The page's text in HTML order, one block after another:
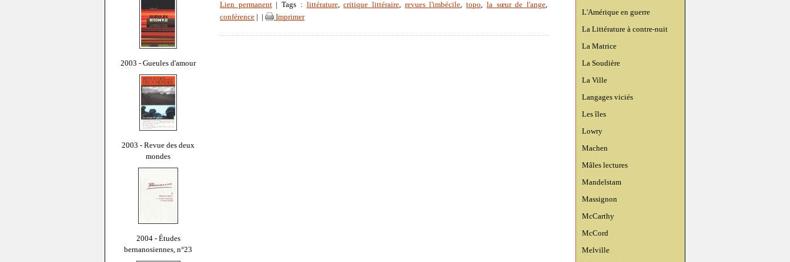
2003 - Gueules d'amour
2003 - Revue des deux
mondes
2004 - Études
bernanosiennes, n°23
L'Amérique en guerre
La Littérature à contre-nuit
La Matrice
La Soudière
La Ville
Langages viciés
Les îles
Lowry
Machen
Mâles lectures
Mandelstam
Massignon
McCarthy
McCord
Melville
Lien permanent| Tags : littérature,critique littéraire, revues l'imbécile,topo, la sœur de l'ange,
conférence
Imprimer